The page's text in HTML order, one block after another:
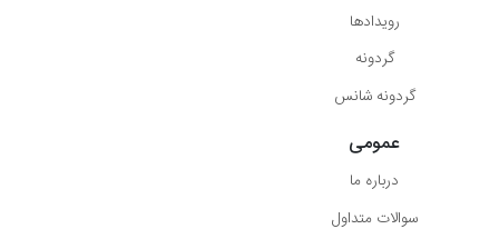
رویدادها
گردونه
گردونه شانس
عمومی
درباره ما
سوالات متداول